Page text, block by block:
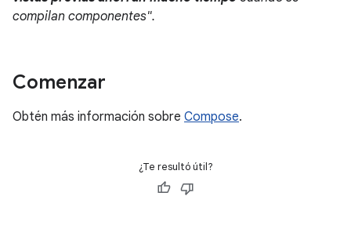
compilan componentes".
Comenzar
Obtén más información sobre Compose.
¿Te resultó útil?